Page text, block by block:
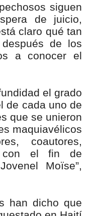
siguen
de juicio,
claro qué tan
de los
a conocer el
el grado
de cada uno de
que se unieron
maquiavélicos
coautores,
con el fin de
Moïse”,
han dicho que